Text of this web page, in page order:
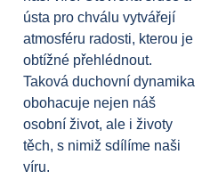
ústa pro chválu vytvářejí
atmosféru radosti, kterou je
obtížné přehlédnout.
Taková duchovní dynamika
obohacuje nejen náš
osobní život, ale i životy
těch, s nimiž sdílíme naši
víru.